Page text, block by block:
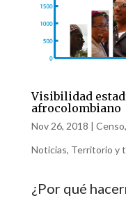
Visibilidad
afrocolombiano
Nov 26, 2018 | Censo,
Noticias, Territorio y
¿Por qué